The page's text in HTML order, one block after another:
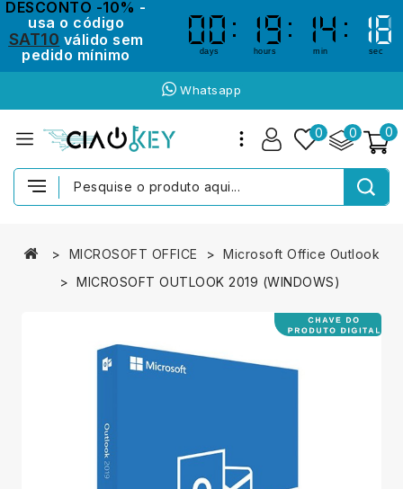
DESCONTO -10% -
usa o código
SAT10 válido sem
pedido mínimo
00
00
days
19
19
hours
14
14
min
16
16
sec
Whatsapp
0
0
0
MICROSOFT OFFICE
Microsoft Office Outlook
MICROSOFT OUTLOOK 2019 (WINDOWS)